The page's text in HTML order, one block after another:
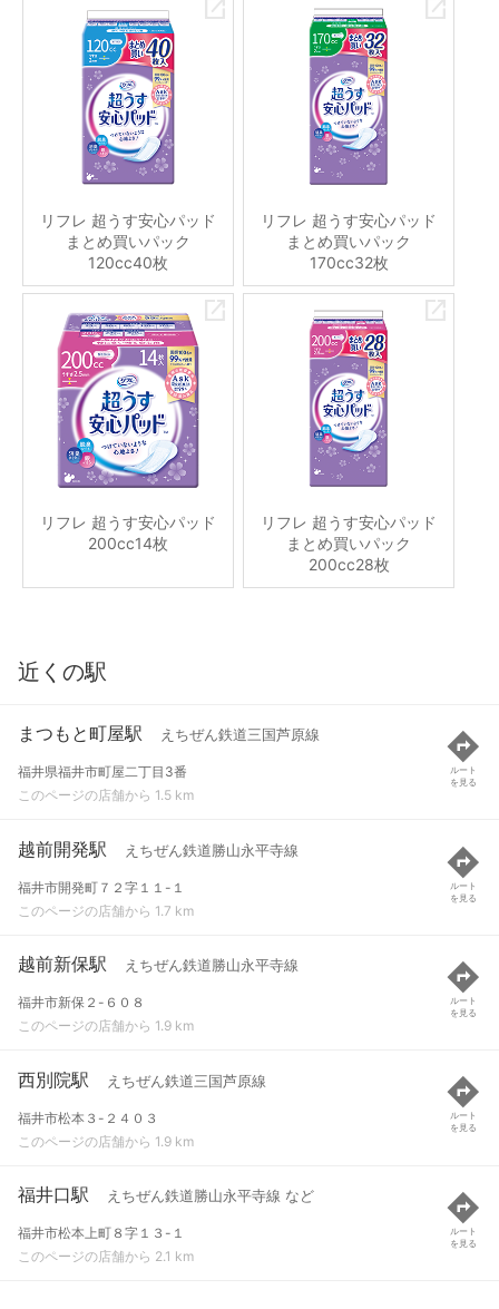
リフレ 超うす安心パッド
まとめ買いパック
120cc40枚
リフレ 超うす安心パッド
まとめ買いパック
170cc32枚
リフレ 超うす安心パッド
200cc14枚
リフレ 超うす安心パッド
まとめ買いパック
200cc28枚
近くの駅
まつもと町屋駅 えちぜん鉄道三国芦原線
福井県福井市町屋二丁目3番
このページの店舗から 1.5 km
ルート
を見る
越前開発駅 えちぜん鉄道勝山永平寺線
福井市開発町７２字１１-１
このページの店舗から 1.7 km
ルート
を見る
越前新保駅 えちぜん鉄道勝山永平寺線
福井市新保２-６０８
このページの店舗から 1.9 km
ルート
を見る
西別院駅 えちぜん鉄道三国芦原線
福井市松本３-２４０３
このページの店舗から 1.9 km
ルート
を見る
福井口駅 えちぜん鉄道勝山永平寺線 など
福井市松本上町８字１３-１
このページの店舗から 2.1 km
ルート
を見る